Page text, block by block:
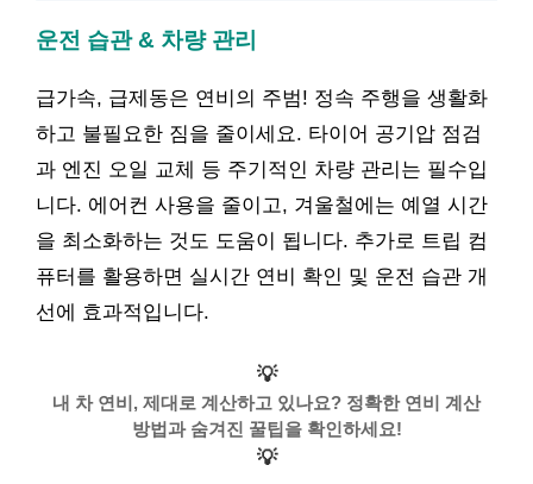
운전 습관 & 차량 관리
급가속, 급제동은 연비의 주범! 정속 주행을 생활화
하고 불필요한 짐을 줄이세요. 타이어 공기압 점검
과 엔진 오일 교체 등 주기적인 차량 관리는 필수입
니다. 에어컨 사용을 줄이고, 겨울철에는 예열 시간
을 최소화하는 것도 도움이 됩니다. 추가로 트립 컴
퓨터를 활용하면 실시간 연비 확인 및 운전 습관 개
선에 효과적입니다.
💡
내 차 연비, 제대로 계산하고 있나요? 정확한 연비 계산
방법과 숨겨진 꿀팁을 확인하세요!
💡